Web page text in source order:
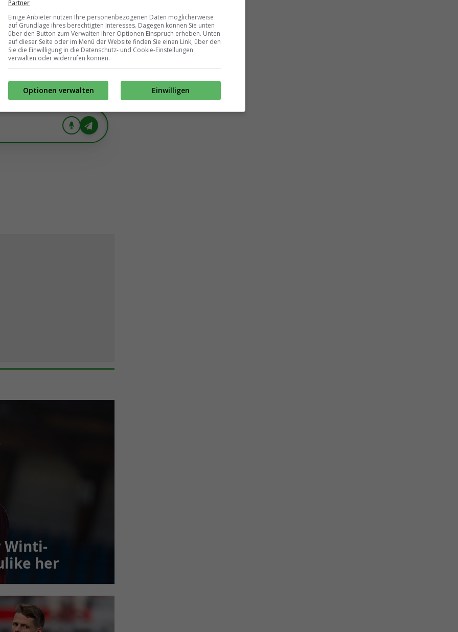
und wünschen ihnen
Sport Marcus Mann.
Winti-
her
Partner
Einige Anbieter nutzen Ihre personenbezogenen Daten möglicherweise
auf Grundlage ihres berechtigten Interesses. Dagegen können Sie unten
über den Button zum Verwalten Ihrer Optionen Einspruch erheben. Unten
auf dieser Seite oder im Menü der Website finden Sie einen Link, über den
Sie die Einwilligung in die Datenschutz- und Cookie-Einstellungen
verwalten oder widerrufen können.
Einwilligen
Optionen verwalten